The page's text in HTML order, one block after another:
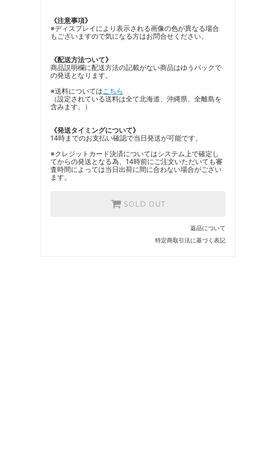
《注意事項》
※ディスプレイにより表示される画像の色が異なる場合
もございますので気になる方はお問合せください。
《配送方法ついて》
商品説明欄に配送方法の記載がない商品はゆうパックで
の発送となります。
※送料についてはこちら
（設定されている送料は全て北海道、沖縄県、全離島を
含みます。）
《発送タイミングについて》
14時までのお支払い確認で当日発送が可能です。
※クレジットカード決済についてはシステム上で確定し
てからの発送となる為、14時前にご注文いただいても審
査時間によっては当日出荷に間に合わない場合がござい
ます。
SOLD OUT
返品について
特定商取引法に基づく表記